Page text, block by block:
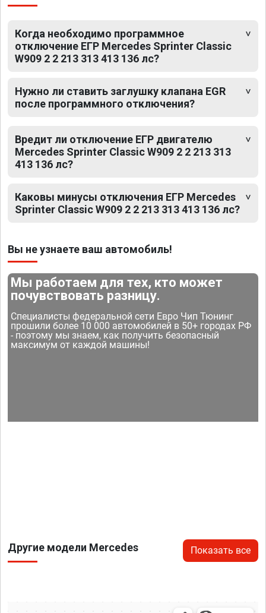
Когда необходимо программное
отключение ЕГР Mercedes Sprinter Classic
W909 2 2 213 313 413 136 лс?
Нужно ли ставить заглушку клапана EGR
после программного отключения?
Вредит ли отключение ЕГР двигателю
Mercedes Sprinter Classic W909 2 2 213 313
413 136 лс?
Каковы минусы отключения ЕГР Mercedes
Sprinter Classic W909 2 2 213 313 413 136 лс?
Вы не узнаете ваш автомобиль!
Мы работаем для тех, кто может
почувствовать разницу.
Специалисты федеральной сети Евро Чип Тюнинг
прошили более 10 000 автомобилей в 50+ городах РФ
- поэтому мы знаем, как получить безопасный
максимум от каждой машины!
Другие модели Mercedes Показать все